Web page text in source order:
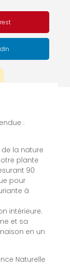
:
la nature
plante
90
pour
à
intérieure.
et sa
en un
Naturelle